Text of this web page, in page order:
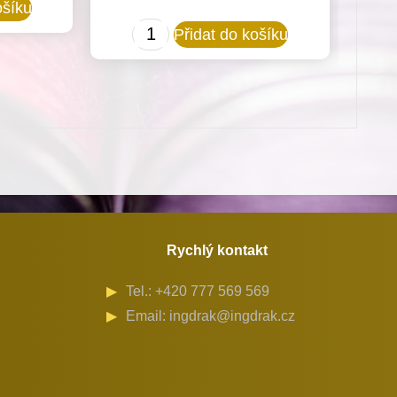
685052
(Fe)
R214
Minerva
101,111)
množství
Přidat do košíku
Rychlý kontakt
Tel.: +420 777 569 569
Email: ingdrak@ingdrak.cz